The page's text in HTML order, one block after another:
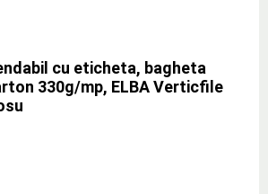
cu eticheta, bagheta
330g/mp, ELBA Verticfile